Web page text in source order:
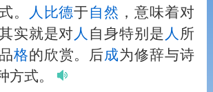
。
人 比德于自然 ，意味着对
实就是对 人 自身特别是 人 所
品格的欣赏。后成为修辞与诗
方式。